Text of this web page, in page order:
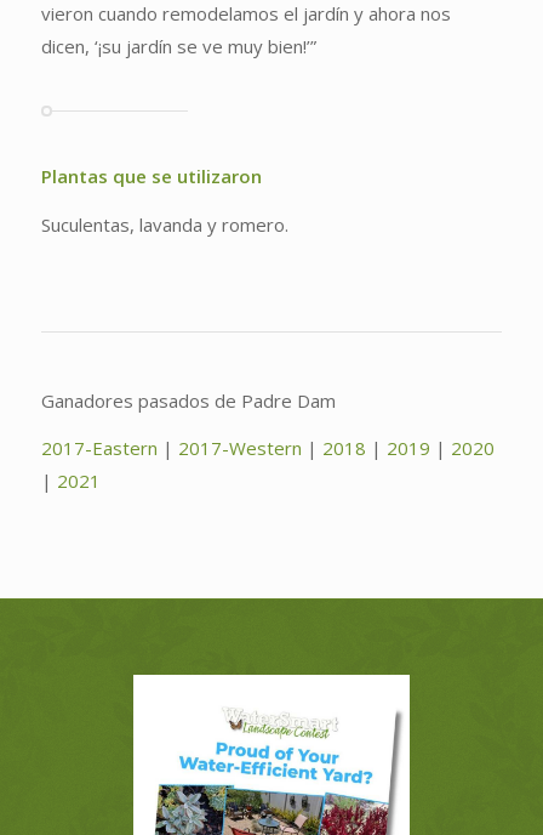
vieron cuando remodelamos el jardín y ahora nos
dicen, ‘¡su jardín se ve muy bien!’”
Plantas que se utilizaron
Suculentas, lavanda y romero.
Ganadores pasados de Padre Dam
2017-Eastern | 2017-Western | 2018 | 2019 | 2020
| 2021